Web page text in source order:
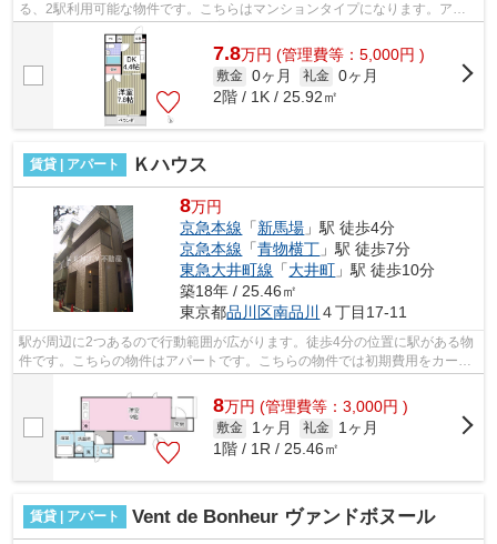
る、2駅利用可能な物件です。こちらはマンションタイプになります。アク
セスの良い徒歩7分の物件です。室内に...
7.8万円 (管理費等：5,000円 )
敷金 0ヶ月 礼金 0ヶ月
2階 / 1K / 25.92㎡
賃貸 | アパート Ｋハウス
8万円
京急本線 「新馬場 」駅 徒歩4分
京急本線 「青物横丁 」駅 徒歩7分
東急大井町線 「大井町 」駅 徒歩10分
築18年 / 25.46㎡
東京都品川区南品川 ４丁目17-11
駅が周辺に2つあるので行動範囲が広がります。徒歩4分の位置に駅がある物
件です。こちらの物件はアパートです。こちらの物件では初期費用をカード
でお支払いいただけます。風通しの良...
8万円 (管理費等：3,000円 )
敷金 1ヶ月 礼金
1ヶ月
1階 / 1R / 25.46㎡
賃貸 | アパート Vent de Bonheur ヴァンドボヌール